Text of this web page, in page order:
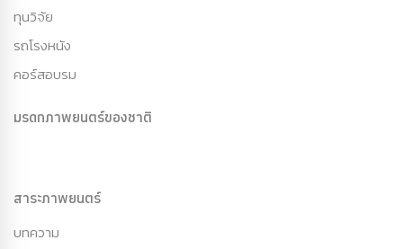
ทุนวิจัย
รถโรงหนัง
คอร์สอบรม
มรดกภาพยนตร์ของชาติ
สาระภาพยนตร์
บทความ